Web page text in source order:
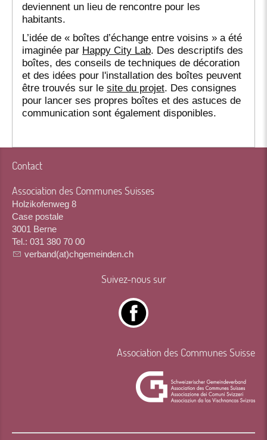
deviennent un lieu de rencontre pour les
habitants.
L’idée de « boîtes d’échange entre voisins » a été
imaginée par Happy City Lab. Des descriptifs des
boîtes, des conseils de techniques de décoration
et des idées pour l'installation des boîtes peuvent
être trouvés sur le site du projet. Des consignes
pour lancer ses propres boîtes et des astuces de
communication sont également disponibles.
Contact
Association des Communes Suisses
Holzikofenweg 8
Case postale
3001 Berne
Tel.: 031 380 70 00
verband(at)chgemeinden.ch
Suivez-nous sur
Association des Communes Suisse